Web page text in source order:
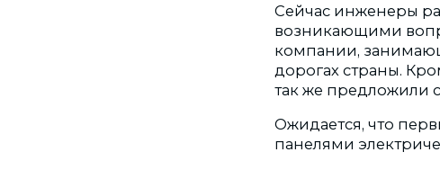
Сейчас инженеры
возникающими
компании,
дорогах страны.
так же предложили
Ожидается, что
панелями